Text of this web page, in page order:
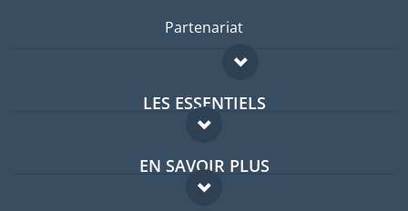
Partenariat
LES ESSENTIELS
Forum expatriés
Guides pays
EN SAVOIR PLUS
FAQ